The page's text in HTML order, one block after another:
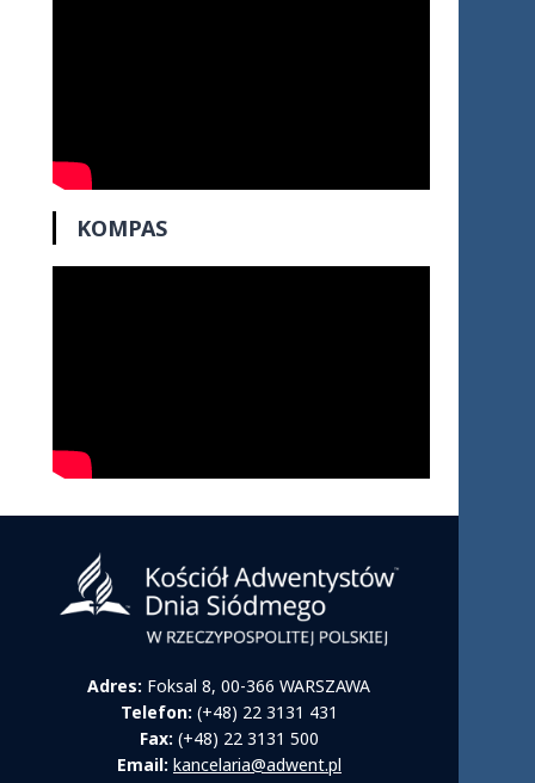
KOMPAS
Adres: Foksal 8, 00-366 WARSZAWA
Telefon: (+48) 22 3131 431
Fax: (+48) 22 3131 500
Email: kancelaria@adwent.pl